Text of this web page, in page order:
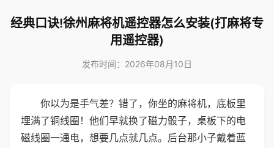
经典口诀!徐州麻将机遥控器怎么安装(打麻将专
用遥控器)
发布时间：2026年08月10日
你以为是手气差？错了，你坐的麻将机，底板里
埋满了铜线圈！他们早就换了磁力骰子，桌板下的电
磁线圈一通电，想要几点就几点。后台那小子戴着蓝